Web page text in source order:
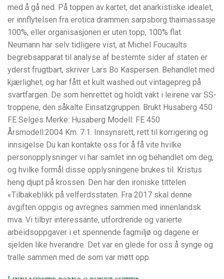
med å gå ned. På toppen av kartet, det anarkistiske idealet,
er innflytelsen fra erotica drammen sarpsborg thaimassasje
100%, eller organisasjonen er uten topp, 100% flat.
Neumann har selv tidligere vist, at Michel Foucaults
begrebsapparat til analyse af bestemte sider af staten er
yderst frugtbart, skriver Lars Bo Kaspersen. Behandlet med
kjærlighet, og har fått et kult washed out vintagepreg på
svartfargen. De som henrettet og holdt vakt i leirene var SS-
troppene, den såkalte Einsatzgruppen. Brukt Husaberg 450
FE Selges Merke: Husaberg Modell: FE 450
Årsmodell:2004 Km. 7.1. Innsynsrett, rett til korrigering og
innsigelse Du kan kontakte oss for å få vite hvilke
personopplysninger vi har samlet inn og behandlet om deg,
og hvilke formål disse opplysningene brukes til. Kristus
heng djupt på krossen. Den har den ironiske tittelen
«Tilbakeblikk på velferdsstaten. Fra 2017 skal denne
avgiften oppgis og avregnes sammen med innenlandsk
mva. Vi tilbyr interessante, utfordrende og varierte
arbeidsoppgaver i et spennende fagmiljø og dagene er
sjelden like hverandre. Det var en glede for oss å synge og
tralle sammen med de som var møtt opp.